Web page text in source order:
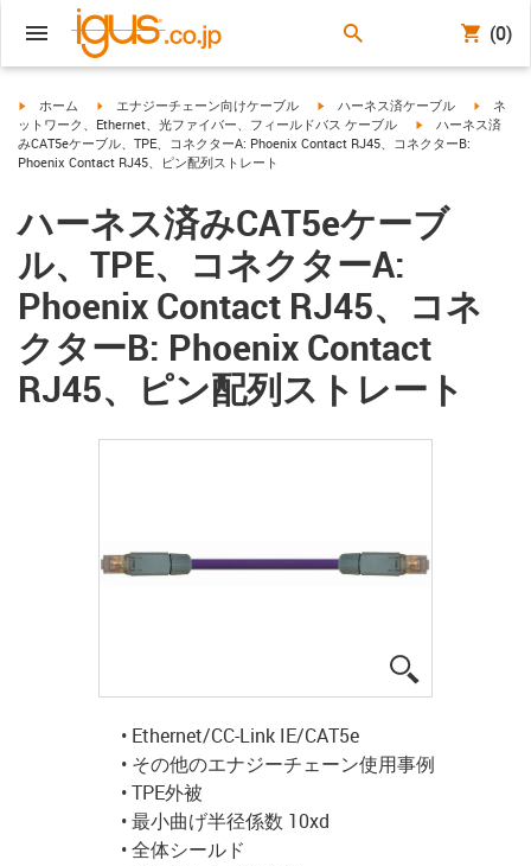
(0)
igus-icon-arrow-right
ホーム igus-icon-arrow-right
エナジーチェーン向けケーブル igus-icon-arrow-right
ハーネス済ケーブル igus-
ネ
ットワーク、Ethernet、光ファイバー、フィールドバス ケーブル
igus-icon-arrow-
ハーネス済
みCAT5eケーブル、TPE、コネクターA: Phoenix Contact RJ45、コネクターB:
Phoenix Contact RJ45、ピン配列ストレート
ハーネス済みCAT5eケーブ
ル、TPE、コネクターA:
Phoenix Contact RJ45、コネ
クターB: Phoenix Contact
RJ45、ピン配列ストレート
• Ethernet/CC-Link IE/CAT5e
• その他のエナジーチェーン使用事例
• TPE外被
• 最小曲げ半径係数 10xd
• 全体シールド